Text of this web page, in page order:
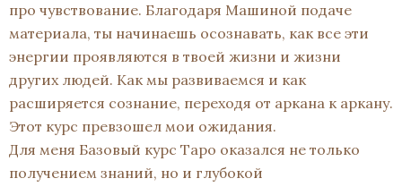
про чувствование. Благодаря Машиной подаче
материала, ты начинаешь осознавать, как все эти
энергии проявляются в твоей жизни и жизни
других людей. Как мы развиваемся и как
расширяется сознание, переходя от аркана к аркану.
Этот курс превзошел мои ожидания.
Для меня Базовый курс Таро оказался не только
получением знаний, но и глубокой